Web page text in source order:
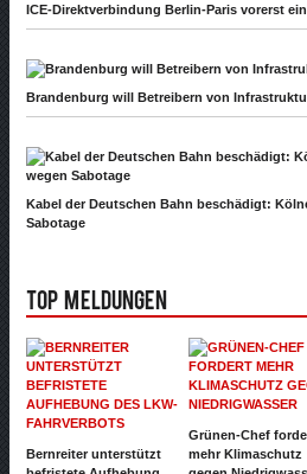
ICE-Direktverbindung Berlin-Paris vorerst
Brandenburg will Betreibern von
Kabel der Deutschen Bahn beschädigt:
Sabotage
Top Meldungen
Bernreiter unterstützt
Grünen-Chef
mehr Klimaschutz